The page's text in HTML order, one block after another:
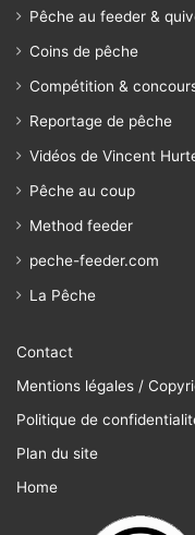
Pêche au feeder &
Coins de pêche
Compétition &
Reportage de pêche
Vidéos de Vincent
Pêche au coup
Method feeder
peche-feeder.com
La Pêche
Contact
Mentions légales /
Politique de
Plan du site
Home